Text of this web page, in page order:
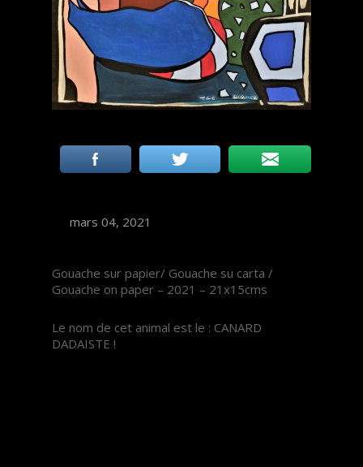
mars 04, 2021
Gouache sur papier/ Gouache su carta /
Gouache on paper – 2021 – 21x15cms
Le nom de cet animal est le : CANARD
DADAISTE !